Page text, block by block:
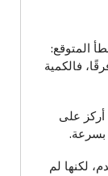
المتوقع:
فالكمية
على
بسرعة.
لكنها لم